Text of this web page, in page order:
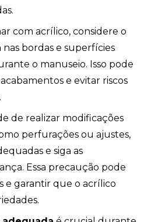
com acrílico, considere o
nas bordas e superfícies
o manuseio. Isso pode
e evitar riscos
de realizar modificações
perfurações ou ajustes,
e siga as
Essa precaução pode
e garantir que o acrílico